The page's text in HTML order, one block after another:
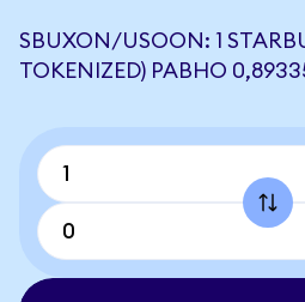
SBUXON/USOON: 1
TOKENIZED) РАВНО